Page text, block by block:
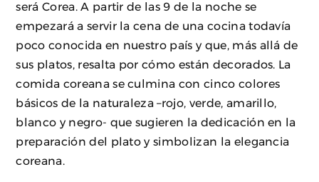
será Corea. A partir de las 9 de la noche se
empezará a servir la cena de una cocina todavía
poco conocida en nuestro país y que, más allá de
sus platos, resalta por cómo están decorados. La
comida coreana se culmina con cinco colores
básicos de la naturaleza –rojo, verde, amarillo,
blanco y negro- que sugieren la dedicación en la
preparación del plato y simbolizan la elegancia
coreana.